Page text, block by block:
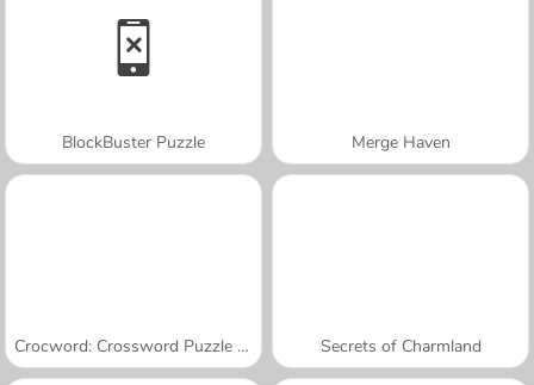
BlockBuster Puzzle Merge Haven
Crocword: Crossword Puzzle Game Secrets of Charmland